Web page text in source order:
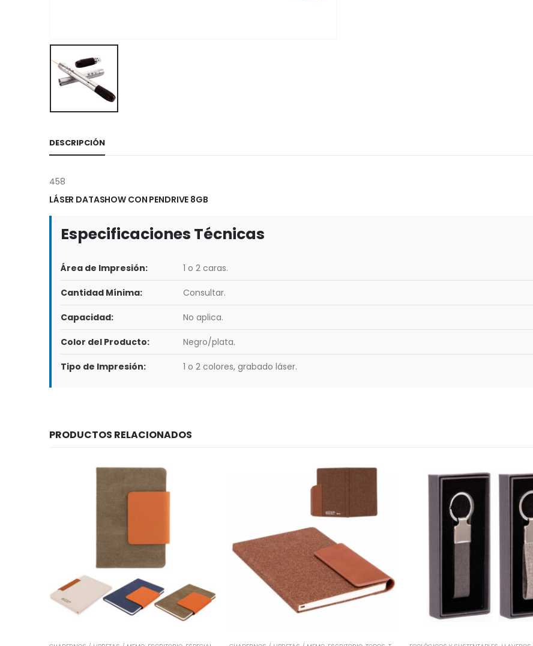
DESCRIPCIÓN
458
LÁSER DATASHOW CON PENDRIVE 8GB
Especificaciones Técnicas
Área de Impresión: 1 o 2 caras.
Cantidad Mínima: Consultar.
Capacidad: No aplica.
Color del Producto: Negro/plata.
Tipo de Impresión: 1 o 2 colores, grabado láser.
PRODUCTOS RELACIONADOS